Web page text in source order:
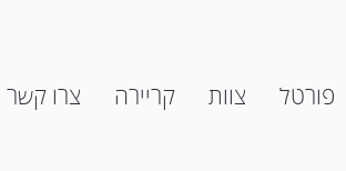
פורטל צוות קריירה צרו קשר